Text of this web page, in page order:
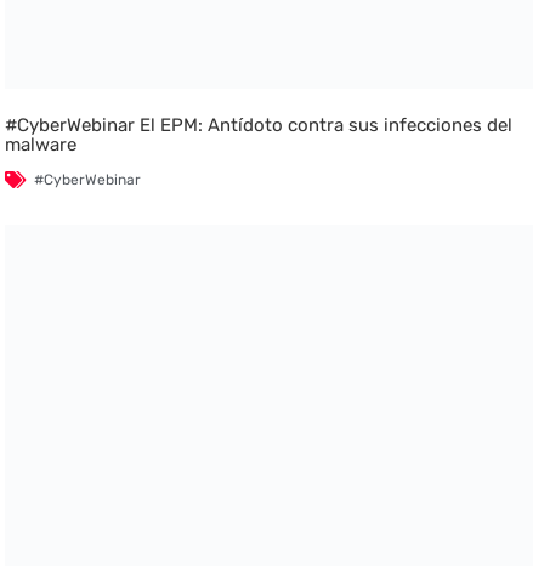
#CyberWebinar El EPM: Antídoto contra sus infecciones del
malware
#CyberWebinar